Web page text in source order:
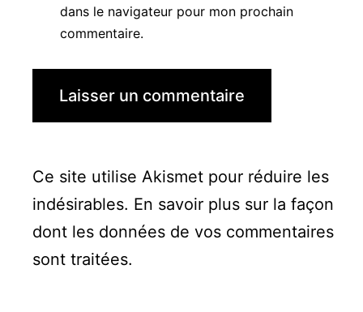
dans le navigateur pour mon prochain
commentaire.
Ce site utilise Akismet pour réduire les
indésirables. En savoir plus sur la façon
dont les données de vos commentaires
sont traitées.